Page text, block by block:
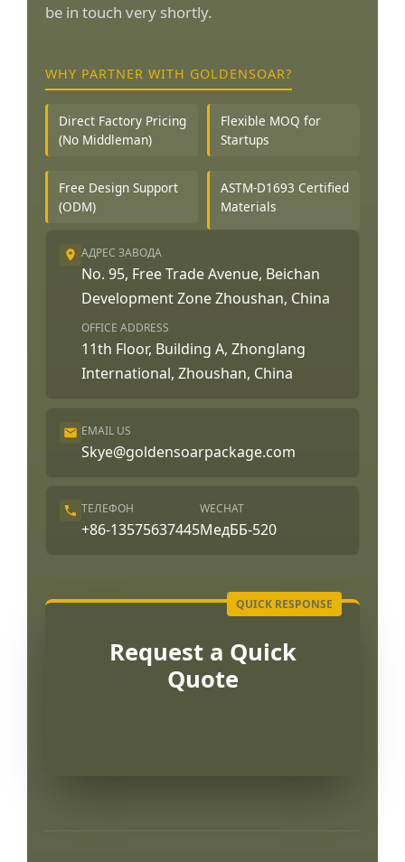
be in touch very shortly.
WHY PARTNER WITH GOLDENSOAR?
Direct Factory Pricing
(No Middleman)
Flexible MOQ for
Startups
Free Design Support
(ODM)
ASTM-D1693 Certified
Materials
АДРЕС ЗАВОДА
No. 95, Free Trade Avenue, Beichan
Development Zone Zhoushan, China
OFFICE ADDRESS
11th Floor, Building A, Zhonglang
International, Zhoushan, China
EMAIL US
Skye@goldensoarpackage.com
ТЕЛЕФОН
+86-13575637445
WECHAT
МедББ-520
Request a Quick
Quote